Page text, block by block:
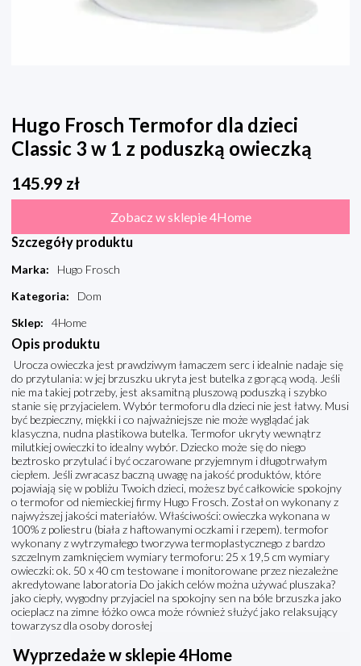
Hugo Frosch Termofor dla dzieci
Classic 3 w 1 z poduszką owieczką
145.99 zł
Zobacz w sklepie 4Home
Szczegóły produktu
Marka:
Hugo Frosch
Kategoria:
Dom
Sklep: 4Home
Opis produktu
Urocza owieczka jest prawdziwym łamaczem serc i idealnie nadaje się
do przytulania: w jej brzuszku ukryta jest butelka z gorącą wodą. Jeśli
nie ma takiej potrzeby, jest aksamitną pluszową poduszką i szybko
stanie się przyjacielem. Wybór termoforu dla dzieci nie jest łatwy. Musi
być bezpieczny, miękki i co najważniejsze nie może wyglądać jak
klasyczna, nudna plastikowa butelka. Termofor ukryty wewnątrz
milutkiej owieczki to idealny wybór. Dziecko może się do niego
beztrosko przytulać i być oczarowane przyjemnym i długotrwałym
ciepłem. Jeśli zwracasz baczną uwagę na jakość produktów, które
pojawiają się w pobliżu Twoich dzieci, możesz być całkowicie spokojny
o termofor od niemieckiej firmy Hugo Frosch. Został on wykonany z
najwyższej jakości materiałów. Właściwości: owieczka wykonana w
100% z poliestru (biała z haftowanymi oczkami i rzepem). termofor
wykonany z wytrzymałego tworzywa termoplastycznego z bardzo
szczelnym zamknięciem wymiary termoforu: 25 x 19,5 cm wymiary
owieczki: ok. 50 x 40 cm testowane i monitorowane przez niezależne
akredytowane laboratoria Do jakich celów można używać pluszaka?
jako ciepły, wygodny przyjaciel na spokojny sen na bóle brzuszka jako
ocieplacz na zimne łóżko owca może również służyć jako relaksujący
towarzysz dla osoby dorosłej
Wyprzedaże w sklepie 4Home